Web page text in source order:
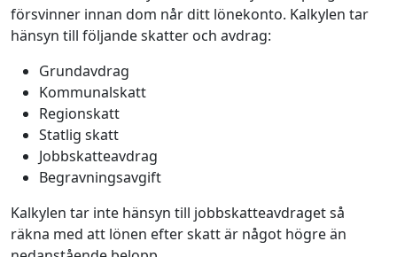
försvinner innan dom når ditt lönekonto. Kalkylen tar
hänsyn till följande skatter och avdrag:
Grundavdrag
Kommunalskatt
Regionskatt
Statlig skatt
Jobbskatteavdrag
Begravningsavgift
Kalkylen tar inte hänsyn till jobbskatteavdraget så
räkna med att lönen efter skatt är något högre än